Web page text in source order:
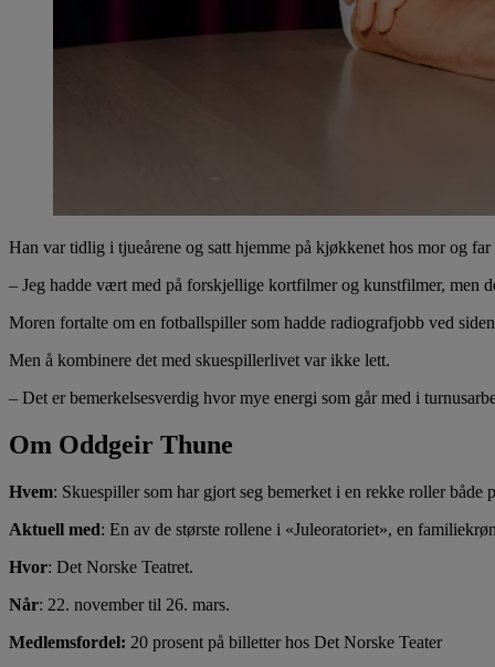
Han var tidlig i tjueårene og satt hjemme på kjøkkenet hos mor og
– Jeg hadde vært med på forskjellige kortfilmer og kunstfilmer, men
Moren fortalte om en fotballspiller som hadde radiografjobb ved
Men å kombinere det med skuespillerlivet var ikke lett.
– Det er bemerkelsesverdig hvor mye energi som går med i
Om Oddgeir Thune
Hvem: Skuespiller som har gjort seg bemerket i en rekke roller både
Aktuell med: En av de største rollene i «Juleoratoriet», en
Hvor: Det Norske Teatret.
Når: 22. november til 26. mars.
Medlemsfordel: 20 prosent på billetter hos Det Norske Teater